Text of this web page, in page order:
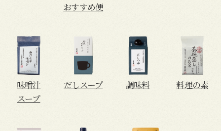
おすすめ便
味噌汁
スープ
だしスープ 調味料 料理の素